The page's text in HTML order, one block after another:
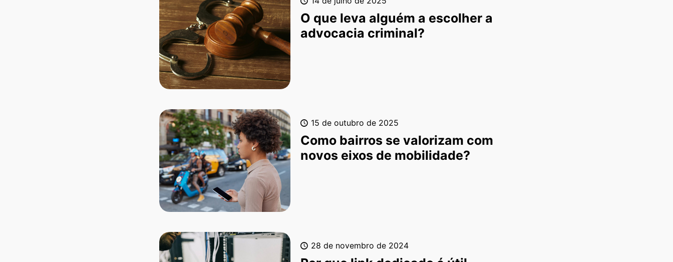
O que leva alguém a escolher a
advocacia criminal?
15 de outubro de 2025
Como bairros se valorizam com
novos eixos de mobilidade?
28 de novembro de 2024